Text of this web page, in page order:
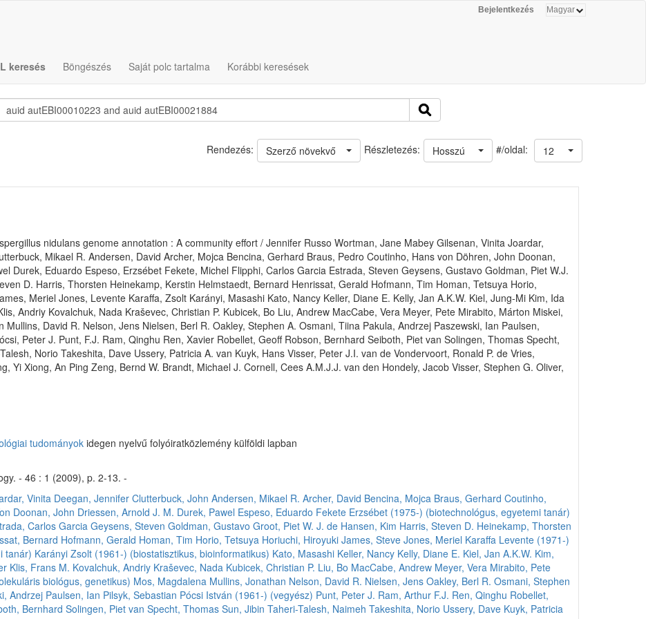
Bejelentkezés
keresés Böngészés Saját polc tartalma Korábbi keresések
#/oldal: 12
Hosszú
Részletezés:
Rendezés: Szerző növekvő
nidulans genome annotation : A community effort / Jennifer Russo Wortman, Jane Mabey Gilsenan, Vinita Joardar,
Mikael R. Andersen, David Archer, Mojca Bencina, Gerhard Braus, Pedro Coutinho, Hans von Döhren, John Doonan,
Durek, Eduardo Espeso, Erzsébet Fekete, Michel Flipphi, Carlos Garcia Estrada, Steven Geysens, Gustavo Goldman, Piet W.J.
D. Harris, Thorsten Heinekamp, Kerstin Helmstaedt, Bernard Henrissat, Gerald Hofmann, Tim Homan, Tetsuya Horio,
Meriel Jones, Levente Karaffa, Zsolt Karányi, Masashi Kato, Nancy Keller, Diane E. Kelly, Jan A.K.W. Kiel, Jung-Mi Kim, Ida
Andriy Kovalchuk, Nada Kraševec, Christian P. Kubicek, Bo Liu, Andrew MacCabe, Vera Meyer, Pete Mirabito, Márton Miskei,
Mullins, David R. Nelson, Jens Nielsen, Berl R. Oakley, Stephen A. Osmani, Tiina Pakula, Andrzej Paszewski, Ian Paulsen,
Peter J. Punt, F.J. Ram, Qinghu Ren, Xavier Robellet, Geoff Robson, Bernhard Seiboth, Piet van Solingen, Thomas Specht,
Norio Takeshita, Dave Ussery, Patricia A. van Kuyk, Hans Visser, Peter J.I. van de Vondervoort, Ronald P. de Vries,
Yi Xiong, An Ping Zeng, Bernd W. Brandt, Michael J. Cornell, Cees A.M.J.J. van den Hondely, Jacob Visser, Stephen G. Oliver,
tudományok idegen nyelvű folyóiratközlemény külföldi lapban
- 46 : 1 (2009), p. 2-13. -
Vinita Deegan, Jennifer Clutterbuck, John Andersen, Mikael R. Archer, David Bencina, Mojca Braus, Gerhard Coutinho,
Doonan, John Driessen, Arnold J. M. Durek, Pawel Espeso, Eduardo Fekete Erzsébet (1975-) (biotechnológus, egyetemi tanár)
Carlos GarciaGeysens, Steven Goldman, Gustavo Groot, Piet W. J. de Hansen, Kim Harris, Steven D. Heinekamp, Thorsten
Bernard Hofmann, Gerald Homan, Tim Horio, Tetsuya Horiuchi, Hiroyuki James, Steve Jones, Meriel Karaffa Levente (1971-)
tanár) Karányi Zsolt (1961-) (biostatisztikus, bioinformatikus) Kato, Masashi Keller, Nancy Kelly, Diane E. Kiel, Jan A.K.W. Kim,
Klis, Frans M. Kovalchuk, Andriy Kraševec, Nada Kubicek, Christian P. Liu, Bo MacCabe, Andrew Meyer, Vera Mirabito, Pete
biológus, genetikus) Mos, Magdalena Mullins, Jonathan Nelson, David R. Nielsen, Jens Oakley, Berl R. Osmani, Stephen
Andrzej Paulsen, Ian Pilsyk, Sebastian Pócsi István (1961-) (vegyész) Punt, Peter J. Ram, Arthur F.J. Ren, Qinghu Robellet,
Bernhard Solingen, Piet van Specht, Thomas Sun, Jibin Taheri-Talesh, Naimeh Takeshita, Norio Ussery, Dave Kuyk, Patricia